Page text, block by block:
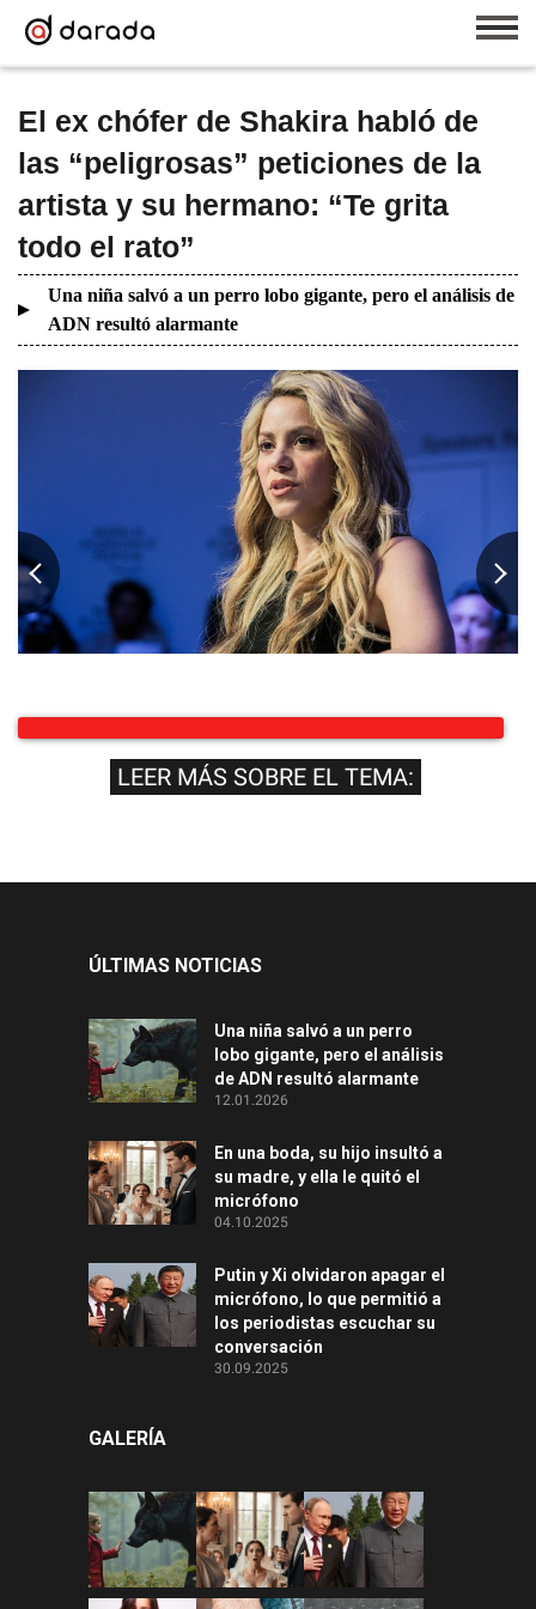
El ex chófer de Shakira habló de
las “peligrosas” peticiones de la
artista y su hermano: “Te grita
todo el rato”
Una niña salvó a un perro lobo gigante, pero el análisis de
ADN resultó alarmante
LEER MÁS SOBRE EL TEMA:
ÚLTIMAS NOTICIAS
Una niña salvó a un perro
lobo gigante, pero el análisis
de ADN resultó alarmante
12.01.2026
En una boda, su hijo insultó a
su madre, y ella le quitó el
micrófono
04.10.2025
Putin y Xi olvidaron apagar el
micrófono, lo que permitió a
los periodistas escuchar su
conversación
30.09.2025
GALERÍA